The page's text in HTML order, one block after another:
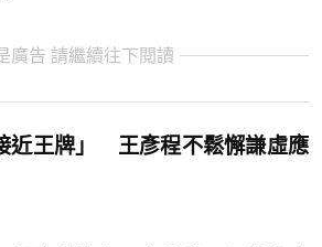
廣告 請繼續往下閱讀
近王牌」 王彥程不鬆懈謙虛應